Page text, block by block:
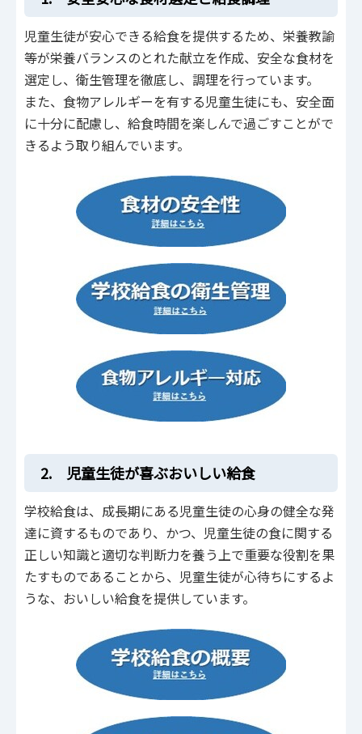
児童生徒が安心できる給食を提供するため、栄養教諭
等が栄養バランスのとれた献立を作成、安全な食材を
選定し、衛生管理を徹底し、調理を行っています。
また、食物アレルギーを有する児童生徒にも、安全面
に十分に配慮し、給食時間を楽しんで過ごすことがで
きるよう取り組んでいます。
2. 児童生徒が喜ぶおいしい給食
学校給食は、成長期にある児童生徒の心身の健全な発
達に資するものであり、かつ、児童生徒の食に関する
正しい知識と適切な判断力を養う上で重要な役割を果
たすものであることから、児童生徒が心待ちにするよ
うな、おいしい給食を提供しています。